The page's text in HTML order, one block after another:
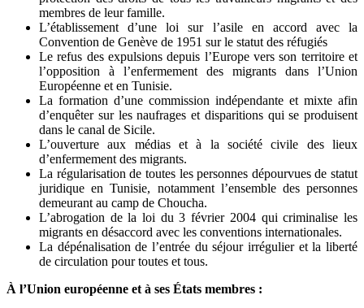
membres de leur famille.
L’établissement d’une loi sur l’asile en accord avec la
Convention de Genève de 1951 sur le statut des réfugiés
Le refus des expulsions depuis l’Europe vers son territoire et
l’opposition à l’enfermement des migrants dans l’Union
Européenne et en Tunisie.
La formation d’une commission indépendante et mixte afin
d’enquêter sur les naufrages et disparitions qui se produisent
dans le canal de Sicile.
L’ouverture aux médias et à la société civile des lieux
d’enfermement des migrants.
La régularisation de toutes les personnes dépourvues de statut
juridique en Tunisie, notamment l’ensemble des personnes
demeurant au camp de Choucha.
L’abrogation de la loi du 3 février 2004 qui criminalise les
migrants en désaccord avec les conventions internationales.
La dépénalisation de l’entrée du séjour irrégulier et la liberté
de circulation pour toutes et tous.
À l’Union européenne et à ses États membres :